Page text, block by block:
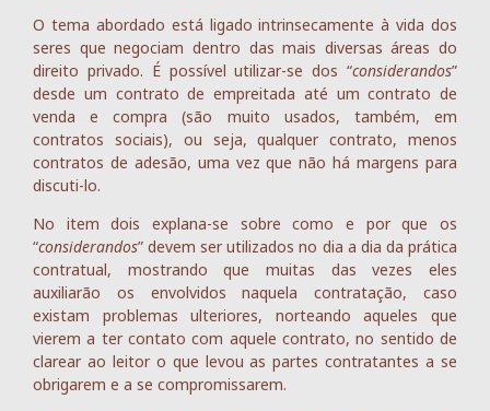
O tema abordado está ligado intrinsecamente à vida dos
seres que negociam dentro das mais diversas áreas do
direito privado. É possível utilizar-se dos “considerandos”
desde um contrato de empreitada até um contrato de
venda e compra (são muito usados, também, em
contratos sociais), ou seja, qualquer contrato, menos
contratos de adesão, uma vez que não há margens para
discuti-lo.
No item dois explana-se sobre como e por que os
“considerandos” devem ser utilizados no dia a dia da prática
contratual, mostrando que muitas das vezes eles
auxiliarão os envolvidos naquela contratação, caso
existam problemas ulteriores, norteando aqueles que
vierem a ter contato com aquele contrato, no sentido de
clarear ao leitor o que levou as partes contratantes a se
obrigarem e a se compromissarem.